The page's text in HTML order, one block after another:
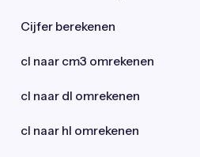
Cijfer berekenen
cl naar cm3 omrekenen
cl naar dl omrekenen
cl naar hl omrekenen